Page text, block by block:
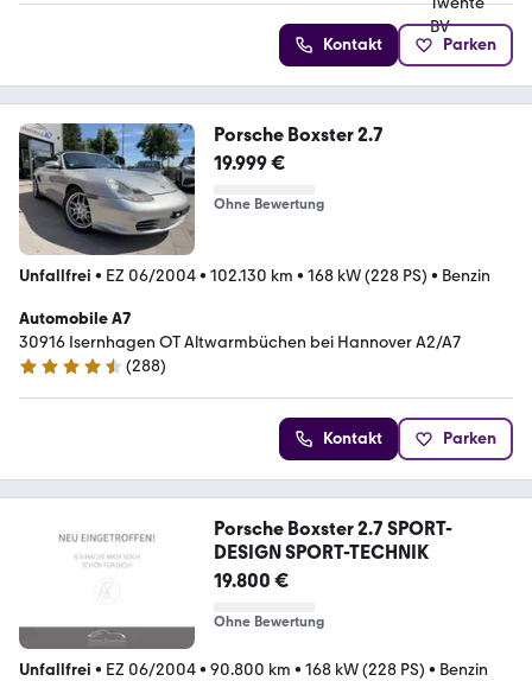
Kontakt Parken
Porsche Boxster 2.7
19.999 €
Ohne Bewertung
Unfallfrei • EZ 06/2004• 102.130 km • 168 kW (228 PS) • Benzin
Automobile A7
30916 Isernhagen OT Altwarmbüchen bei Hannover A2/A7
4.7 Sterne
(288)
Kontakt Parken
Porsche Boxster 2.7 SPORT-
DESIGN SPORT-TECHNIK
19.800 €
Ohne Bewertung
Unfallfrei • EZ 06/2004• 90.800 km • 168 kW (228 PS) • Benzin